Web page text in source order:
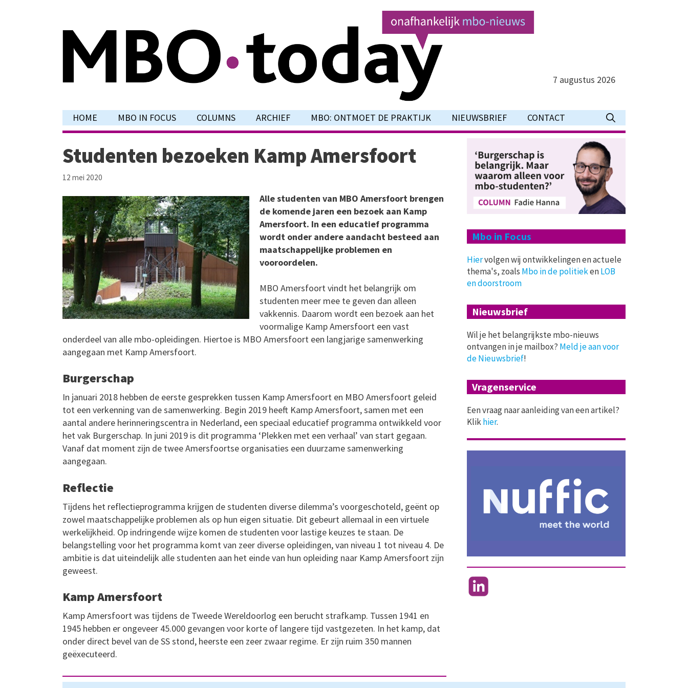
7 augustus 2026
HOME MBO IN FOCUS COLUMNS ARCHIEF MBO: ONTMOET DE PRAKTIJK NIEUWSBRIEF CONTACT
Studenten bezoeken Kamp Amersfoort
12 mei 2020
Alle studenten van MBO Amersfoort brengen
de komende jaren een bezoek aan Kamp
Amersfoort. In een educatief programma
wordt onder andere aandacht besteed aan
maatschappelijke problemen en
vooroordelen.
MBO Amersfoort vindt het belangrijk om
studenten meer mee te geven dan alleen
vakkennis. Daarom wordt een bezoek aan het
voormalige Kamp Amersfoort een vast
onderdeel van alle mbo-opleidingen. Hiertoe is MBO Amersfoort een langjarige samenwerking
aangegaan met Kamp Amersfoort.
Burgerschap
In januari 2018 hebben de eerste gesprekken tussen Kamp Amersfoort en MBO Amersfoort geleid
tot een verkenning van de samenwerking. Begin 2019 heeft Kamp Amersfoort, samen met een
aantal andere herinneringscentra in Nederland, een speciaal educatief programma ontwikkeld voor
het vak Burgerschap. In juni 2019 is dit programma ‘Plekken met een verhaal’ van start gegaan.
Vanaf dat moment zijn de twee Amersfoortse organisaties een duurzame samenwerking
aangegaan.
Reflectie
Tijdens het reflectieprogramma krijgen de studenten diverse dilemma’s voorgeschoteld, geënt op
zowel maatschappelijke problemen als op hun eigen situatie. Dit gebeurt allemaal in een virtuele
werkelijkheid. Op indringende wijze komen de studenten voor lastige keuzes te staan. De
belangstelling voor het programma komt van zeer diverse opleidingen, van niveau 1 tot niveau 4. De
ambitie is dat uiteindelijk alle studenten aan het einde van hun opleiding naar Kamp Amersfoort zijn
geweest.
Kamp Amersfoort
Kamp Amersfoort was tijdens de Tweede Wereldoorlog een berucht strafkamp. Tussen 1941 en
1945 hebben er ongeveer 45.000 gevangen voor korte of langere tijd vastgezeten. In het kamp, dat
onder direct bevel van de SS stond, heerste een zeer zwaar regime. Er zijn ruim 350 mannen
geëxecuteerd.
Mbo in Focus
Hiervolgen wij ontwikkelingen en actuele
thema's, zoals Mbo in de politiekenLOB
en doorstroom
Nieuwsbrief
Wil je het belangrijkste mbo-nieuws
ontvangen in je mailbox? Meld je aan voor
de Nieuwsbrief!
Vragenservice
Een vraag naar aanleiding van een artikel?
Klikhier.